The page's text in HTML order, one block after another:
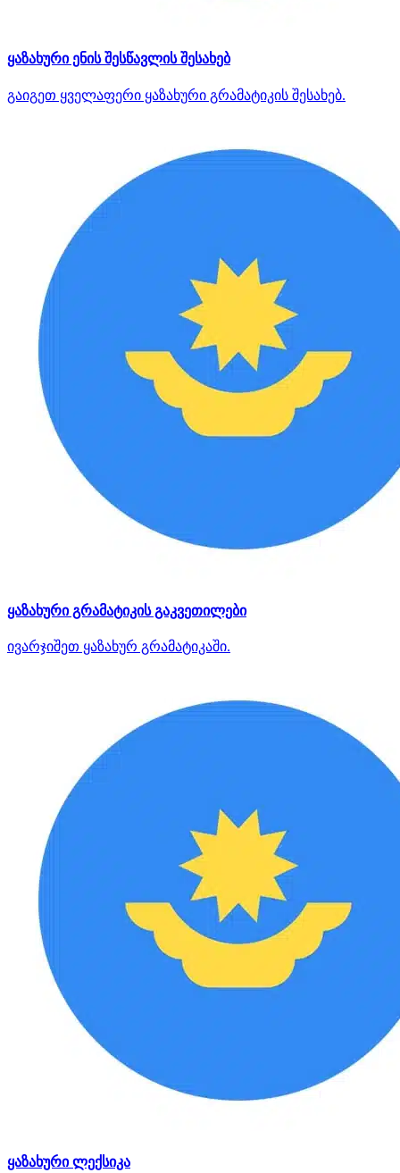
ყაზახური ენის შესწავლის შესახებ
გაიგეთ ყველაფერი ყაზახური გრამატიკის შესახებ.
ყაზახური გრამატიკის გაკვეთილები
ივარჯიშეთ ყაზახურ გრამატიკაში.
ყაზახური ლექსიკა